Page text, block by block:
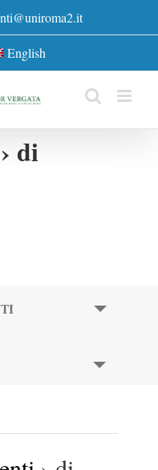
English
› di